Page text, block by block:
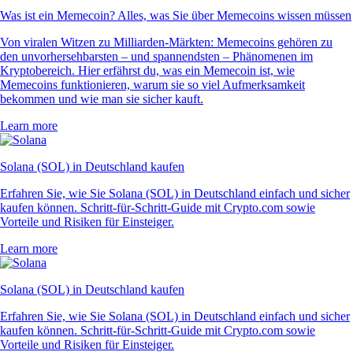
Was ist ein Memecoin? Alles, was Sie über Memecoins wissen müssen
Von viralen Witzen zu Milliarden-Märkten: Memecoins gehören zu
den unvorhersehbarsten – und spannendsten – Phänomenen im
Kryptobereich. Hier erfährst du, was ein Memecoin ist, wie
Memecoins funktionieren, warum sie so viel Aufmerksamkeit
bekommen und wie man sie sicher kauft.
Learn more
Solana (SOL) in Deutschland kaufen
Erfahren Sie, wie Sie Solana (SOL) in Deutschland einfach und sicher
kaufen können. Schritt-für-Schritt-Guide mit Crypto.com sowie
Vorteile und Risiken für Einsteiger.
Learn more
Solana (SOL) in Deutschland kaufen
Erfahren Sie, wie Sie Solana (SOL) in Deutschland einfach und sicher
kaufen können. Schritt-für-Schritt-Guide mit Crypto.com sowie
Vorteile und Risiken für Einsteiger.